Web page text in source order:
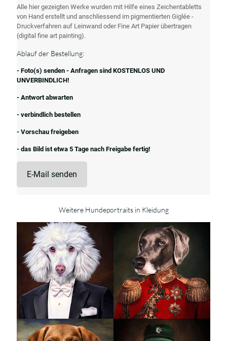
Alle hier gezeigten Werke wurden mit Hilfe eines Zeichentabletts
von Hand erstellt und anschliessend im pigmentierten Giglée -
Druckverfahren auf Leinwand oder Fine Art Papier übertragen
(digital fine art painting).
Ablauf der Bestellung:
- Foto(s) senden - Anfragen sind KOSTENLOS UND
UNVERBINDLICH!
- Antwort abwarten
- verbindlich bestellen
- Vorschau freigeben
- das Bild ist etwa 5 Tage nach Freigabe fertig!
E-Mail senden
Weitere Hundeportraits in Kleidung